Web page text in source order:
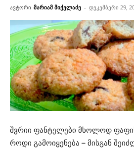
ავტორი მარიამ მიქელაძე - დეკემბერი 29,
შვრიი ფანტელები მხოლოდ
როდი გამოიყენება – მისგან